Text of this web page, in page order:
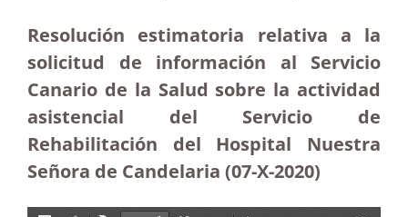
Resolución estimatoria relativa a la
solicitud de información al Servicio
Canario de la Salud sobre la actividad
asistencial del Servicio de
Rehabilitación del Hospital Nuestra
Señora de Candelaria (07-X-2020)